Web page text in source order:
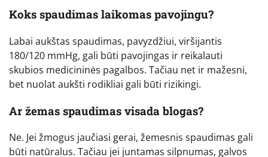
Koks spaudimas laikomas pavojingu?
Labai aukštas spaudimas, pavyzdžiui, viršijantis
180/120 mmHg, gali būti pavojingas ir reikalauti
skubios medicininės pagalbos. Tačiau net ir mažesni,
bet nuolat aukšti rodikliai gali būti rizikingi.
Ar žemas spaudimas visada blogas?
Ne. Jei žmogus jaučiasi gerai, žemesnis spaudimas gali
būti natūralus. Tačiau jei juntamas silpnumas, galvos